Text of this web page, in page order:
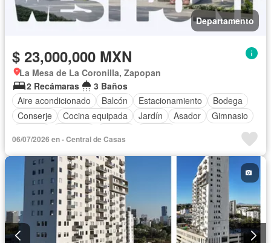
Departamento
$ 23,000,000 MXN
La Mesa de La Coronilla, Zapopan
2 Recámaras
3 Baños
Aire acondicionado
Balcón Estacionamiento
Bodega
Conserje
Cocina equipada Jardín Asador
Gimnasio
06/07/2026 en - Central de Casas